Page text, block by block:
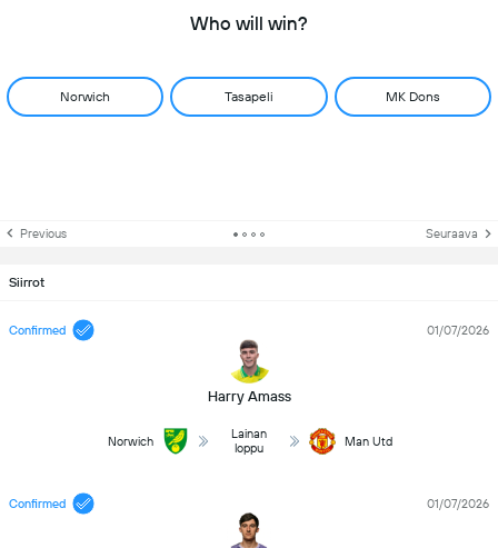
Who will win?
Norwich Tasapeli MK Dons
Previous Seuraava
Siirrot
Confirmed
Harry Amass
01/07/2026
Norwich
Lainan
loppu
Man Utd
Confirmed 01/07/2026